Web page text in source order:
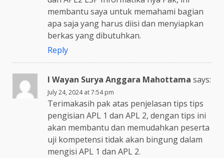
membantu saya untuk memahami bagian
apa saja yang harus diisi dan menyiapkan
berkas yang dibutuhkan.
Reply
I Wayan Surya Anggara Mahottama says:
July 24, 2024 at 7:54 pm
Terimakasih pak atas penjelasan tips tips
pengisian APL 1 dan APL 2, dengan tips ini
akan membantu dan memudahkan peserta
uji kompetensi tidak akan bingung dalam
mengisi APL 1 dan APL 2.